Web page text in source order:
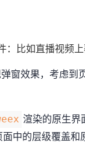
比如直播视频上
窗效果，考虑到
渲染的原生界
中的层级覆盖和